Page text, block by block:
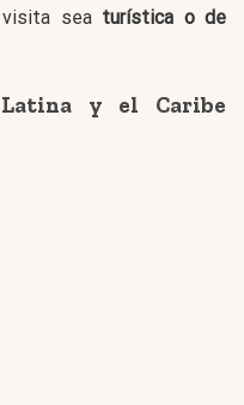
sea turística o de
y el Caribe